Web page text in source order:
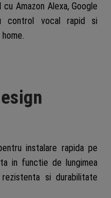
Amazon Alexa, Google
control vocal rapid si
instalare rapida pe
in functie de lungimea
si durabilitate